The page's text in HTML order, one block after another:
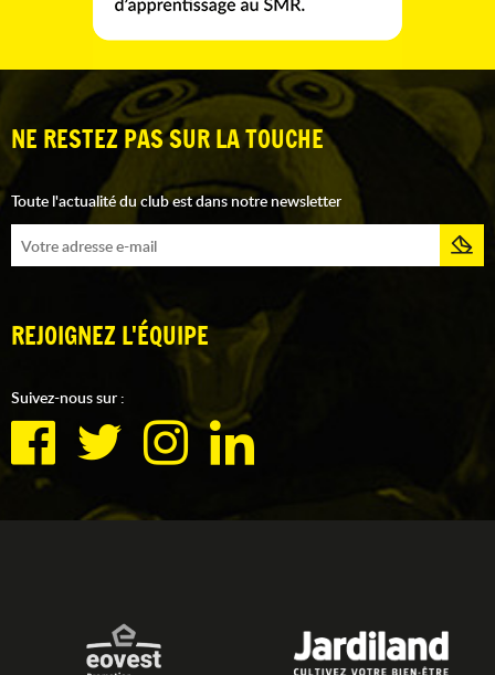
NE RESTEZ PAS SUR LA TOUCHE
Toute l'actualité du club est dans notre newsletter
REJOIGNEZ L'ÉQUIPE
Suivez-nous sur :